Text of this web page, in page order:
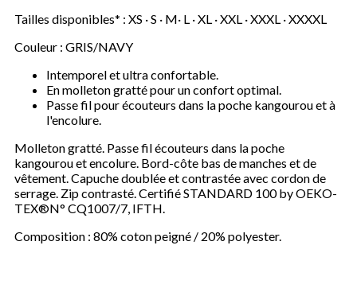
Tailles disponibles* : XS · S · M· L · XL · XXL · XXXL · XXXXL
Couleur : GRIS/NAVY
Intemporel et ultra confortable.
En molleton gratté pour un confort optimal.
Passe fil pour écouteurs dans la poche kangourou et à
l'encolure.
Molleton gratté. Passe fil écouteurs dans la poche
kangourou et encolure. Bord-côte bas de manches et de
vêtement. Capuche doublée et contrastée avec cordon de
serrage. Zip contrasté. Certifié STANDARD 100 by OEKO-
TEX®N° CQ1007/7, IFTH.
Composition : 80% coton peigné / 20% polyester.